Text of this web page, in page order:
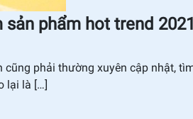
phẩm hot trend
phải thường xuyên cập nhật,
lại là […]